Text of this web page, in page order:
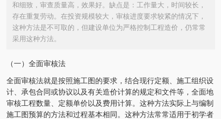
和细致，审查质量高，效果好。缺点是：工作量大，时间较长，
存在重复劳动。在投资规模较大，审核进度要求较紧的情况下，
这种方法是不可取的，但建设单位为严格控制工程造价，仍常常
采用这种方法。
（一）全面审核法
全面审核法就是按照施工图的要求，结合现行定额、施工组织设
计、承包合同或协议以及有关造价计算的规定和文件等，全面地
审核工程数量、定额单价以及费用计算。这种方法实际上与编制
施工图预算的方法和过程基本相同。这种方法常常适用于初学者